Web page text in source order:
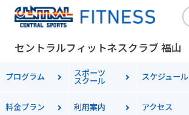
セントラルフィットネスクラブ 福山
プログラム スポーツ
スクール スケジュール
料金プラン 利用案内 アクセス